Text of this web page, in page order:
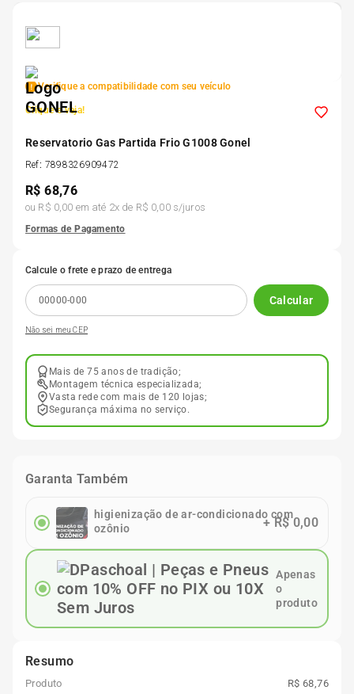
Verifique a compatibilidade com seu veículo
Clique e veja!
Reservatorio Gas Partida Frio G1008 Gonel
Ref: 7898326909472
R$68,76
ou R$ 0,00 em até 2x de R$ 0,00s/juros
Formas de Pagamento
Calcule o frete e prazo de entrega
Calcular
Não sei meu CEP
Mais de 75 anos de tradição;
Montagem técnica especializada;
Vasta rede com mais de 120 lojas;
Segurança máxima no serviço.
Garanta Também
higienização de ar-condicionado com
ozônio
+R$ 0,00
Apenas
o
produto
Resumo
Produto
R$ 68,76
5º
7
8º 195 55r15
9º 175 65 14